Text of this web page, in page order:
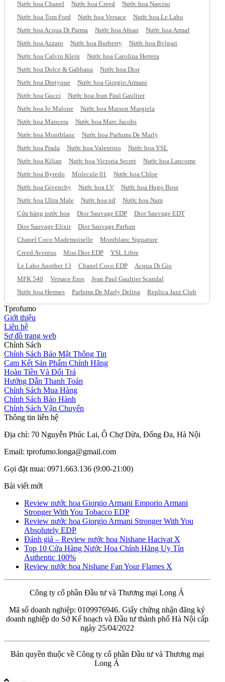
Nước hoa Chanel Nước hoa Creed
Nước hoa Narciso
Nước hoa Tom Ford
Nước hoa Versace
Nước hoa Le Labo
Nước hoa Acqua Di Parma
Nước hoa Afnan
Nước hoa Armaf
Nước hoa Azzaro
Nước hoa Burberry
Nước hoa Bvlgari
Nước hoa Calvin Klein
Nước hoa Carolina Herrera
Nước hoa Dolce & Gabbana
Nước hoa Dior
Nước hoa Diptyque
Nước hoa Giorgio Armani
Nước hoa Gucci
Nước hoa Jean Paul Gaultier
Nước hoa Jo Malone
Nước hoa Maison Margiela
Nước hoa Mancera
Nước hoa Marc Jacobs
Nước hoa Montblanc
Nước hoa Parfums De Marly
Nước hoa Prada
Nước hoa Valentino
Nước hoa YSL
Nước hoa Kilian
Nước hoa Victoria Secret
Nước hoa Lancome
Nước hoa Byredo
Molecule 01
Nước hoa Chloe
Nước hoa Givenchy
Nước hoa LV
Nước hoa Hugo Boss
Nước hoa Ultra Male
Nước hoa nữ
Nước hoa Nam
Cửa hàng nước hoa
Dior Sauvage EDP
Dior Sauvage EDT
Dior Sauvage Elixir
Dior Sauvage Parfum
Chanel Coco Mademoiselle
Montblanc Signature
Creed Aventus
Miss Dior EDP
YSL Libre
Le Labo Another 13
Chanel Coco EDP
Acqua Di Gio
MFK 540
Versace Eros
Jean Paul Gaultier Scandal
Nước hoa Hermes
Parfums De Marly Delina Replica Jazz Club
Tprofumo
Giới thiệu
Liên hệ
Sơ đồ trang web
Chính Sách
Chính Sách Bảo Mật Thông Tin
Cam Kết Sản Phẩm Chính Hãng
Hoàn Tiền Và Đổi Trả
Hướng Dẫn Thanh Toán
Chính Sách Mua Hàng
Chính Sách Bảo Hành
Chính Sách Vận Chuyển
Thông tin liên hệ
Địa chỉ: 70 Nguyễn Phúc Lai, Ô Chợ Dừa, Đống Đa, Hà Nội
Email: tprofumo.longa@gmail.com
Gọi đặt mua: 0971.663.136 (9:00-21:00)
Bài viết mới
Review nước hoa Giorgio Armani Emporio Armani
Stronger With You Tobacco EDP
Review nước hoa Giorgio Armani Stronger With You
Absolutely EDP
Đánh giá – Review nước hoa Nishane Hacivat X
Top 10 Cửa Hàng Nước Hoa Chính Hãng Uy Tín
Authentic 100%
Review nước hoa Nishane Fan Your Flames X
Công ty cổ phần Đầu tư và Thương mại Long Á
Mã số doanh nghiệp: 0109976946. Giấy chứng nhận đăng ký
doanh nghiệp do Sở Kế hoạch và Đầu tư thành phố Hà Nội cấp
ngày 25/04/2022
Bản quyền thuộc về Công ty cổ phần Đầu tư và Thương mại
Long Á